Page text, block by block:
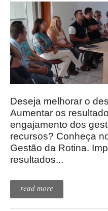
Deseja melhorar o
Aumentar os
engajamento dos
recursos? Conheça
Gestão da Rotina.
resultados...
read more